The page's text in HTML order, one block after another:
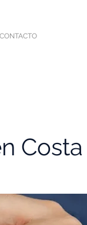
CONTACTO
Costa